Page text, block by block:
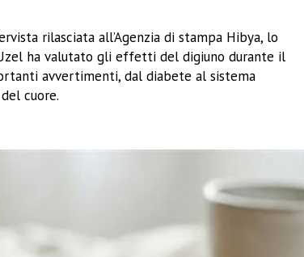
rilasciata all’Agenzia di stampa Hibya, lo
ha valutato gli effetti del digiuno durante il
avvertimenti, dal diabete al sistema
cuore.